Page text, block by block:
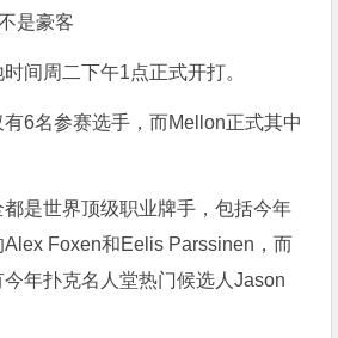
是豪客
间周二下午1点正式开打。
6名参赛选手，而Mellon正式其中
是世界顶级职业牌手，包括今年
Foxen和Eelis Parssinen，而
年扑克名人堂热门候选人Jason